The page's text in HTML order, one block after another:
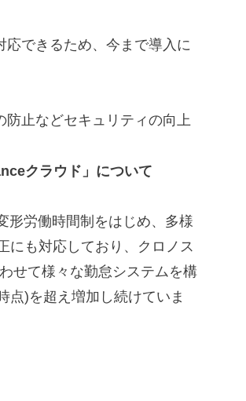
応できるため、今まで導入に
防止などセキュリティの向上
クラウド」について
形労働時間制をはじめ、多様
にも対応しており、クロノス
せて様々な勤怠システムを構
点)を超え増加し続けていま